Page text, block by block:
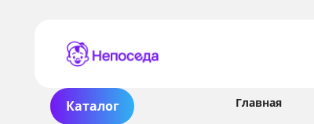
Каталог Главная